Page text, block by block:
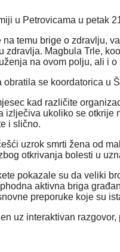
u Petrovicama u petak
na temu brige o zdravlju,
zdravlja. Magbula Trle,
na ovom polju, ali i
obratila se koordatorica u
kad različite
izlječiva ukoliko se otkrije
i slično.
uzrok smrti žena od
otkrivanja bolesti u
pokazale su da veliki
aktivna briga
preporuke koje su
uz interaktivan